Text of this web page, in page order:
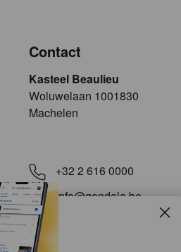
Contact
Kasteel Beaulieu
​​​Woluwelaan 1001830
Machelen
+32 2 616 0000
info@gondola.be
Volg ons op